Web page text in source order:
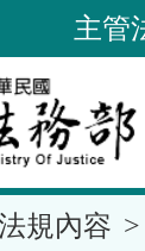
主管
規內容